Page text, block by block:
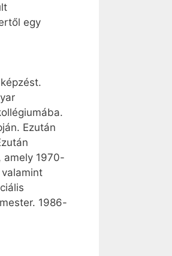
egy
Ezután
amely 1970-
1986-